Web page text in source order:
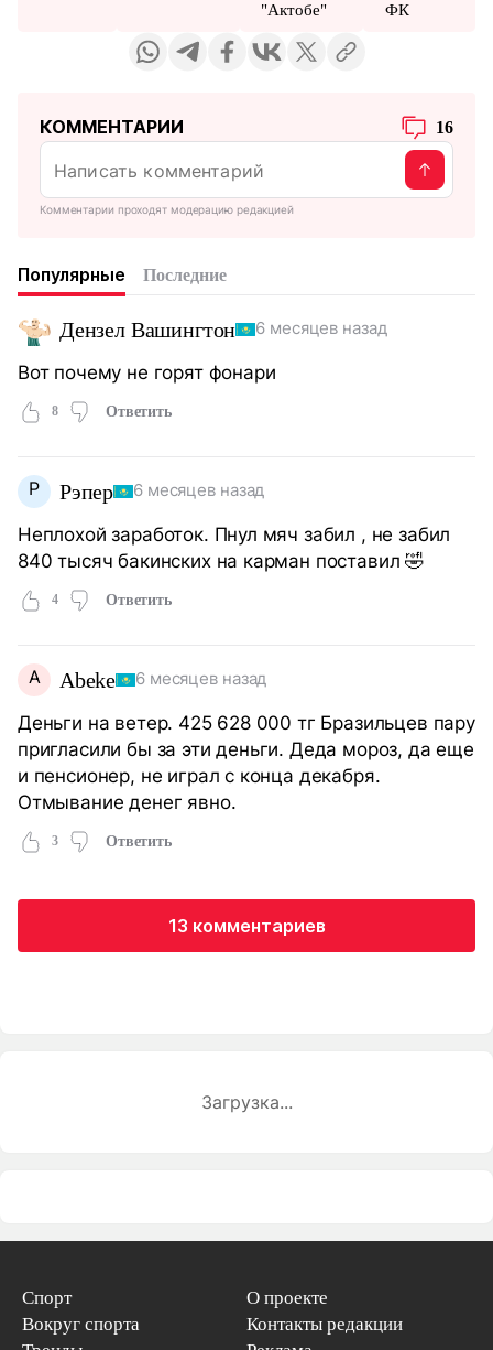
"Актобе"
ФК
КОММЕНТАРИИ 16
Комментарии проходят модерацию редакцией
Популярные Последние
Дензел Вашингтон 6 месяцев назад
Вот почему не горят фонари
8 Ответить
Р Рэпер 6 месяцев назад
Неплохой заработок. Пнул мяч забил , не забил
840 тысяч бакинских на карман поставил 🤣
4 Ответить
A Abeke 6 месяцев назад
Деньги на ветер. 425 628 000 тг Бразильцев пару
пригласили бы за эти деньги. Деда мороз, да еще
и пенсионер, не играл с конца декабря.
Отмывание денег явно.
3 Ответить
13 комментариев
Загрузка...
Спорт
Вокруг спорта
О проекте
Контакты редакции